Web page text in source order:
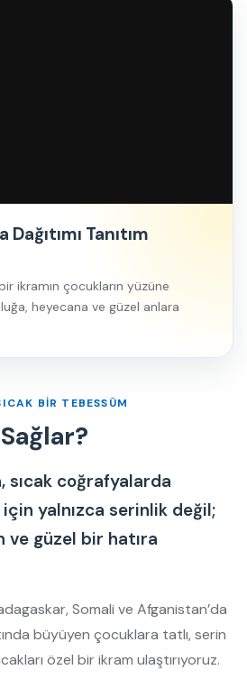
Tanıtım
ikramın çocukların yüzüne
heyecana ve güzel anlara
BIR TEBESSÜM
sıcak coğrafyalarda
yalnızca serinlik değil;
ve güzel bir hatıra
Somali ve Afganistan’da
büyüyen çocuklara tatlı, serin
özel bir ikram ulaştırıyoruz.